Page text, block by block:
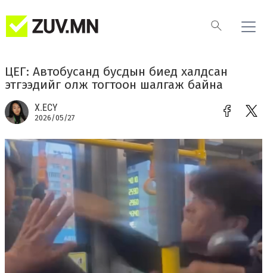
ЦЕГ: Автобусанд бусдын биед халдсан
этгээдийг олж тогтоон шалгаж байна
Х.ЕСҮ
2026/05/27